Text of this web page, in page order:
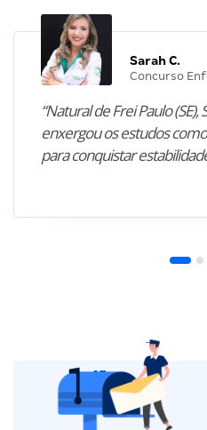
Sarah C.
Concurso
“Natural de Frei Paulo
enxergou os estudos
para conquistar